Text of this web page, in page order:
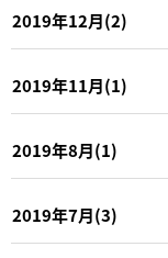
2019年12月(2)
2019年11月(1)
2019年8月(1)
2019年7月(3)